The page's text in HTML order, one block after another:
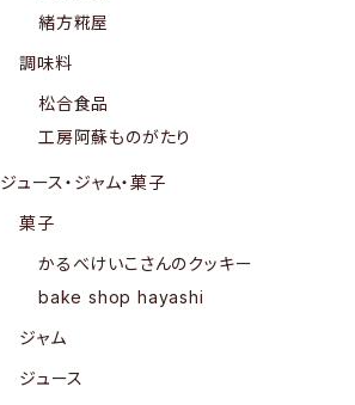
緒方糀屋
調味料
松合食品
工房阿蘇ものがたり
ジュース・ジャム・菓子
菓子
かるべけいこさんのクッキー
bake shop hayashi
ジャム
ジュース